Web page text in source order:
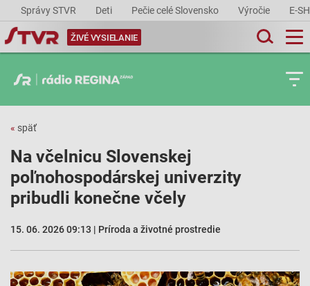
Správy STVR Deti Pečie celé Slovensko Výročie E-
ŽIVÉ VYSIELANIE
« späť
Na včelnicu Slovenskej
poľnohospodárskej univerzity
pribudli konečne včely
15. 06. 2026 09:13 | Príroda a životné prostredie